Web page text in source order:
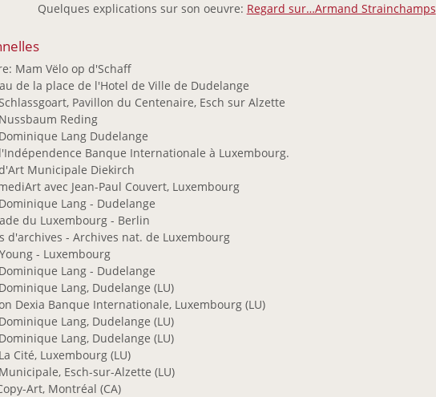
Quelques explications sur son oeuvre: Regard sur…Armand Strainchamps
Mam Vëlo op d'Schaff
de la place de l'Hotel de Ville de Dudelange
Pavillon du Centenaire, Esch sur Alzette
Reding
Lang Dudelange
Banque Internationale à Luxembourg.
Municipale Diekirch
avec Jean-Paul Couvert, Luxembourg
Lang - Dudelange
du Luxembourg - Berlin
d'archives - Archives nat. de Luxembourg
- Luxembourg
Lang - Dudelange
Lang, Dudelange (LU)
Dexia Banque Internationale, Luxembourg (LU)
Lang, Dudelange (LU)
Lang, Dudelange (LU)
Cité, Luxembourg (LU)
Esch-sur-Alzette (LU)
Art, Montréal (CA)